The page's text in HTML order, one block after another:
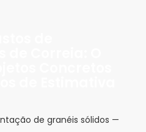
de granéis sólidos —